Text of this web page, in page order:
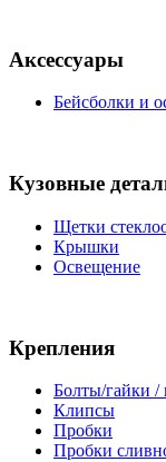
Аксессуары
Бейсболки и
Кузовные
Щетки
Крышки
Освещение
Крепления
Болты/гайки
Клипсы
Пробки
Пробки